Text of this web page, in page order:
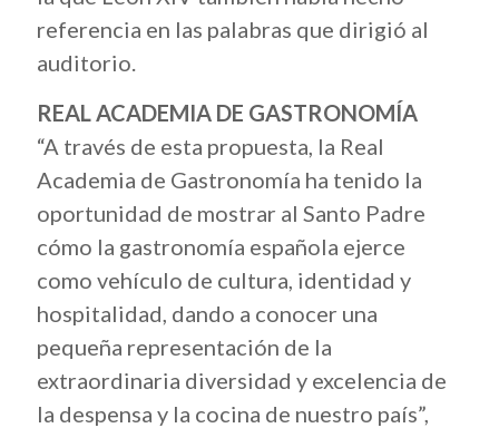
referencia en las palabras que dirigió al
auditorio.
REAL ACADEMIA DE GASTRONOMÍA
“A través de esta propuesta, la Real
Academia de Gastronomía ha tenido la
oportunidad de mostrar al Santo Padre
cómo la gastronomía española ejerce
como vehículo de cultura, identidad y
hospitalidad, dando a conocer una
pequeña representación de la
extraordinaria diversidad y excelencia de
la despensa y la cocina de nuestro país”,